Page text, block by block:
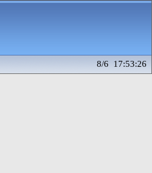
8/6 17:53:26